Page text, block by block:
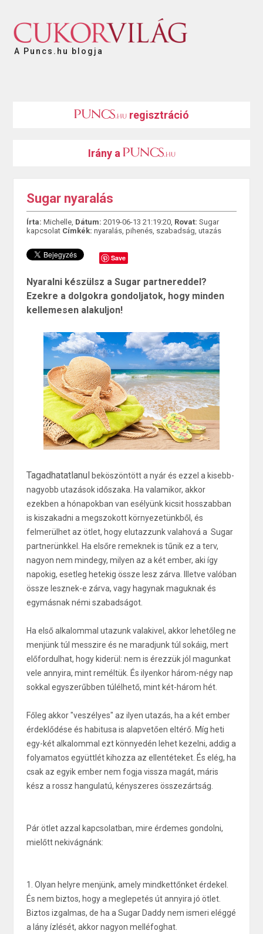
A Puncs.hu blogja
regisztráció
Irány a
Sugar nyaralás
Írta: Michelle, Dátum: 2019-06-13 21:19:20, Rovat: Sugar
kapcsolat Címkék: nyaralás, pihenés, szabadság, utazás
Save
Nyaralni készülsz a Sugar partnereddel?
Ezekre a dolgokra gondoljatok, hogy minden
kellemesen alakuljon!
Tagadhatatlanul beköszöntött a nyár és ezzel a kisebb-
nagyobb utazások időszaka. Ha valamikor, akkor
ezekben a hónapokban van esélyünk kicsit hosszabban
is kiszakadni a megszokott környezetünkből, és
felmerülhet az ötlet, hogy elutazzunk valahová a Sugar
partnerünkkel. Ha elsőre remeknek is tűnik ez a terv,
nagyon nem mindegy, milyen az a két ember, aki így
napokig, esetleg hetekig össze lesz zárva. Illetve valóban
össze lesznek-e zárva, vagy hagynak maguknak és
egymásnak némi szabadságot.
Ha első alkalommal utazunk valakivel, akkor lehetőleg ne
menjünk túl messzire és ne maradjunk túl sokáig, mert
előfordulhat, hogy kiderül: nem is érezzük jól magunkat
vele annyira, mint reméltük. És ilyenkor három-négy nap
sokkal egyszerűbben túlélhető, mint két-három hét.
Főleg akkor "veszélyes" az ilyen utazás, ha a két ember
érdeklődése és habitusa is alapvetően eltérő. Míg heti
egy-két alkalommal ezt könnyedén lehet kezelni, addig a
folyamatos együttlét kihozza az ellentéteket. És elég, ha
csak az egyik ember nem fogja vissza magát, máris
kész a rossz hangulatú, kényszeres összezártság.
Pár ötlet azzal kapcsolatban, mire érdemes gondolni,
mielőtt nekivágnánk:
1. Olyan helyre menjünk, amely mindkettőnket érdekel.
És nem biztos, hogy a meglepetés út annyira jó ötlet.
Biztos izgalmas, de ha a Sugar Daddy nem ismeri eléggé
a lány ízlését, akkor nagyon melléfoghat.